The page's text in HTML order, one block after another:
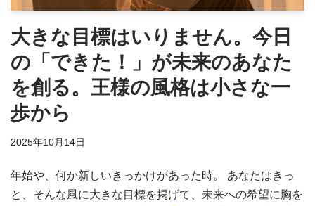
大きな目標はいりません。今日
の「できた！」が未来のあなた
を創る。王様の風格は小さな一
歩から
2025年10月14日
年始や、何か新しいきっかけがあった時。 あなたはきっ
と、そんな風に大きな目標を掲げて、未来への希望に胸を